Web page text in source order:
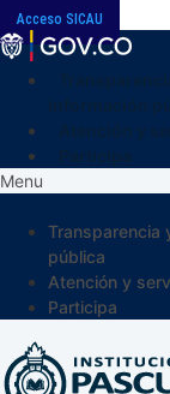
Acceso SICAU
Menu
Transparencia
pública
Atención y
Participa